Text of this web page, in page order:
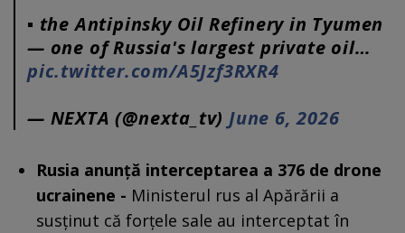
▪️ the Antipinsky Oil Refinery in Tyumen
— one of Russia's largest private oil…
pic.twitter.com/A5Jzf3RXR4
— NEXTA (@nexta_tv) June 6, 2026
Rusia anunță interceptarea a 376 de drone
ucrainene - Ministerul rus al Apărării a
susținut că forțele sale au interceptat în